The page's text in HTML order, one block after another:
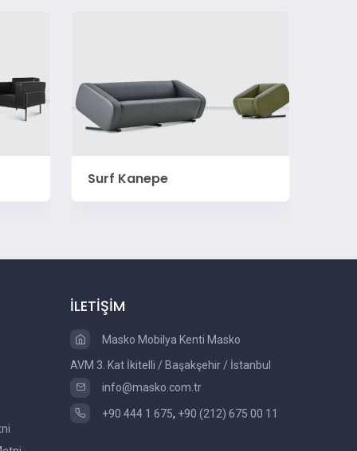
Zipper Kanepe
İLETİŞİM
Masko Mobilya Kenti Masko
AVM 3. Kat İkitelli / Başakşehir / İstanbul
info@masko.com.tr
+90 444 1 675, +90 (212) 675 00 11